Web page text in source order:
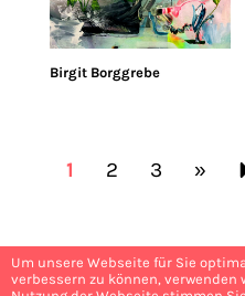
Um unsere Webseite für Sie
verbessern zu können, verwenden
Birgit Borggrebe
1 2 3 »